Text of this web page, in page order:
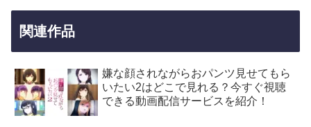
関連作品
嫌な顔されながらおパンツ見せてもら
いたい2はどこで見れる？今すぐ視聴
できる動画配信サービスを紹介！